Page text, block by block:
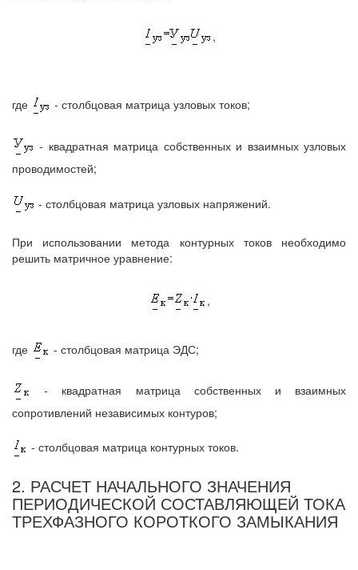
,
где - столбцовая матрица узловых токов;
- квадратная матрица собственных и взаимных узловых
проводимостей;
- столбцовая матрица узловых напряжений.
При использовании метода контурных токов необходимо
решить матричное уравнение:
,
где - столбцовая матрица ЭДС;
- квадратная матрица собственных и взаимных
сопротивлений независимых контуров;
- столбцовая матрица контурных токов.
2. РАСЧЕТ НАЧАЛЬНОГО ЗНАЧЕНИЯ
ПЕРИОДИЧЕСКОЙ СОСТАВЛЯЮЩЕЙ ТОКА
ТРЕХФАЗНОГО КОРОТКОГО ЗАМЫКАНИЯ